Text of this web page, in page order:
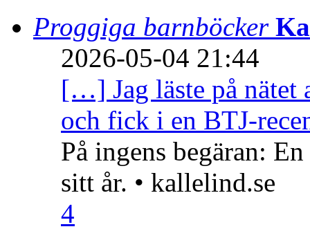
Proggiga barnböcker
2026-05-04 21:44
[…] Jag läste på nätet
och fick i en BTJ-
På ingens begäran:
sitt år. • kallelind.se
4